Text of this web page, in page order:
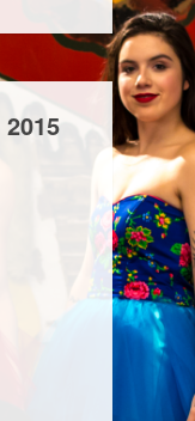
2015